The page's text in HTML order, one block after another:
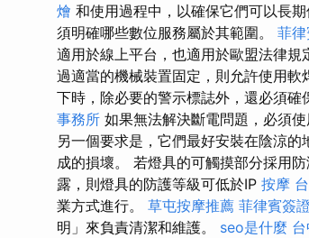
燴 和使用過程中，以確保它們可以長期
須明確哪些數位服務屬於其範圍。 菲
適用於線上平台，也適用於歐盟法律
過適當的機械裝置固定，則允許使用軟
下時，除必要的警示標誌外，還必須確
事務所 如果無法解決斷電問題，必須
另一個要求是，它們最好安裝在陰涼
成的損壞。 若燈具的可觸摸部分採用
露，則燈具的防護等級可低於IP 按摩
業方式進行。 草屯按摩推薦 菲律賓簽證
明」來負責清潔和維護。 seo是什麼